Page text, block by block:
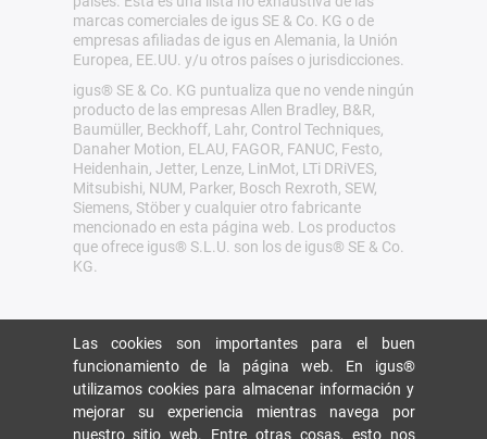
marcas comerciales de igus SE & Co. KG o de
empresas afiliadas de igus en Alemania, la Unión
Europea, EE.UU. y/u otros países o jurisdicciones.
igus® SE & Co. KG puntualiza que no vende ningún
producto de las empresas Allen Bradley, B&R,
Baumüller, Beckhoff, Lahr, Control Techniques,
Danaher Motion, ELAU, FAGOR, FANUC, Festo,
Heidenhain, Jetter, Lenze, LinMot, LTi DRiVES,
Mitsubishi, NUM, Parker, Bosch Rexroth, SEW,
Siemens, Stöber y cualquier otro fabricante
mencionado en esta página web. Los productos
que ofrece igus® S.L.U. son los de igus® SE & Co.
KG.
Las cookies son importantes para el buen
funcionamiento de la página web. En igus®
utilizamos cookies para almacenar información y
mejorar su experiencia mientras navega por
nuestro sitio web. Entre otras cosas, esto nos